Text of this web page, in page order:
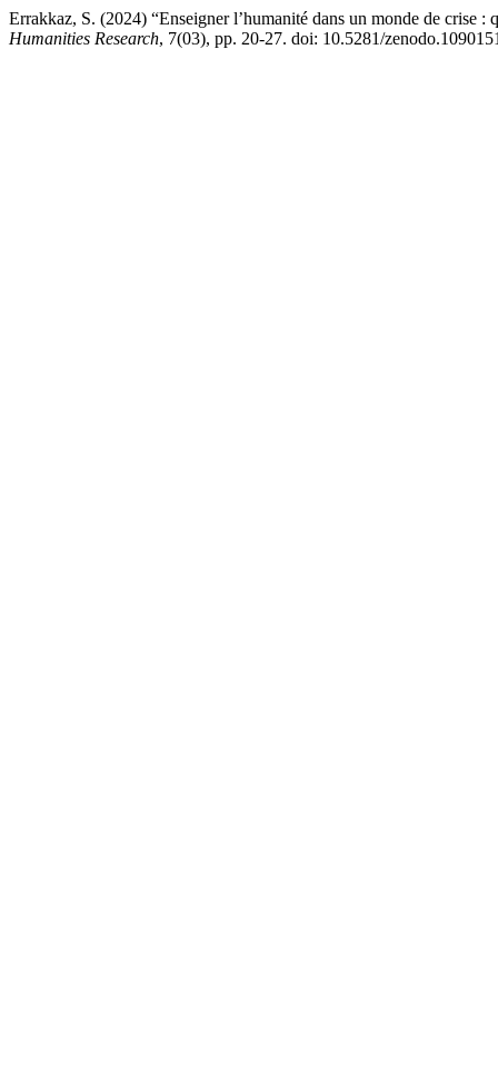
Errakkaz, S. (2024) “Enseigner l’humanité dans un monde de crise :
Humanities Research, 7(03), pp. 20-27. doi: 10.5281/